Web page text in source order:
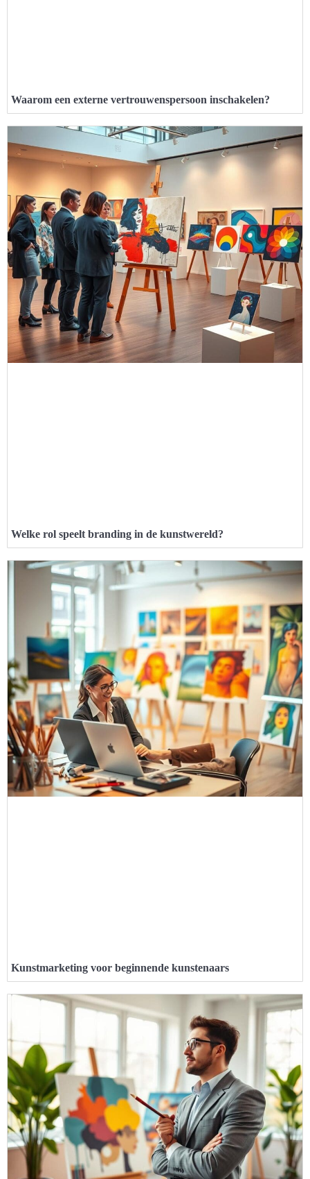
Waarom een externe vertrouwenspersoon inschakelen?
Welke rol speelt branding in de kunstwereld?
Kunstmarketing voor beginnende kunstenaars